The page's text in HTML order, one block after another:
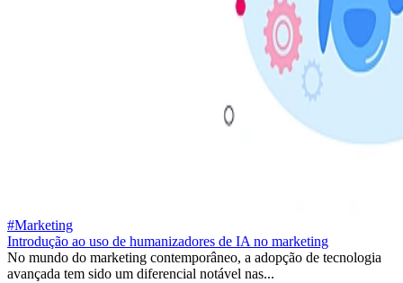
#Marketing
Introdução ao uso de humanizadores de IA no marketing
No mundo do marketing contemporâneo, a adopção de tecnologia
avançada tem sido um diferencial notável nas...